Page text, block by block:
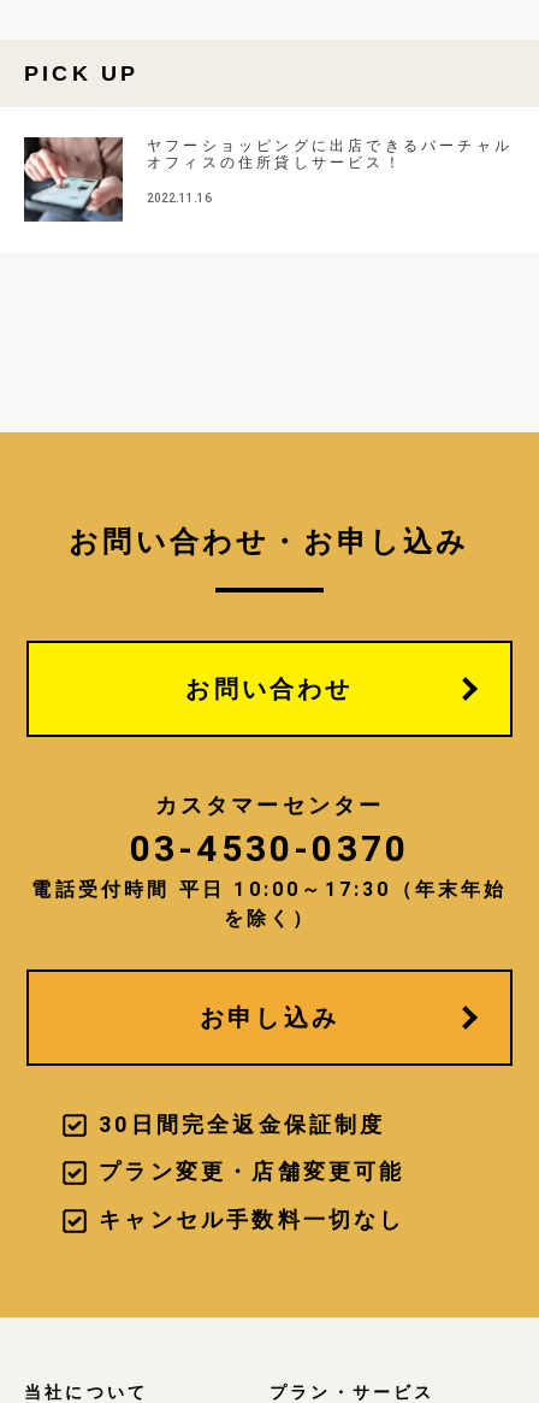
PICK UP
ヤフーショッピングに出店できるバーチャル
オフィスの住所貸しサービス！
2022.11.16
お問い合わせ・お申し込み
お問い合わせ
カスタマーセンター
03-4530-0370
電話受付時間 平日 10:00～17:30（年末年始
を除く）
お申し込み
30日間完全返金保証制度
プラン変更・店舗変更可能
キャンセル手数料一切なし
当社について プラン・サービス